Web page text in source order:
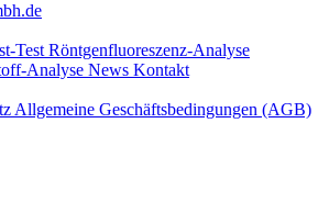
Test Röntgenfluoreszenz-Analyse
Analyse News Kontakt
Allgemeine Geschäftsbedingungen (AGB)